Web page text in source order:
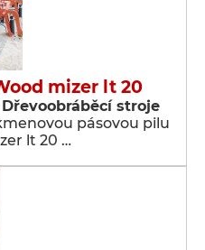
mizer lt 20
stroje
pásovou pilu
lt 20 …